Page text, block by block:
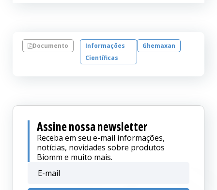
Documento
Informações
Científicas
Ghemaxan
Assine nossa newsletter
Receba em seu e-mail informações,
notícias, novidades sobre produtos
Biomm e muito mais.